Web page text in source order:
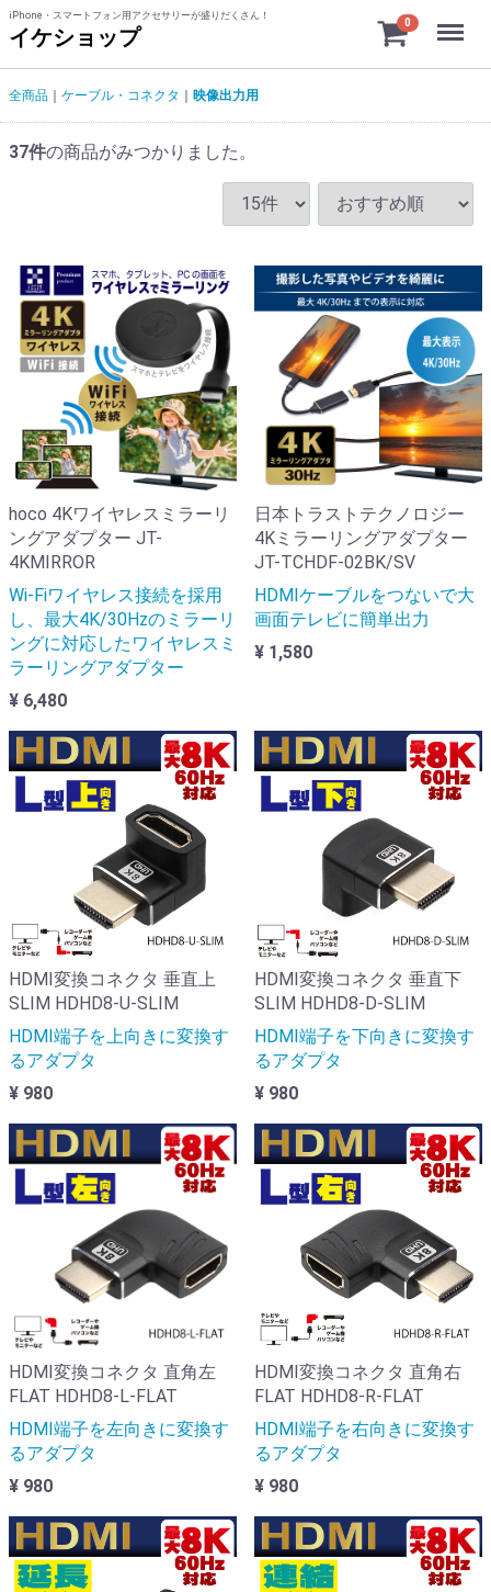
iPhone・スマートフォン用アクセサリーが盛りだくさん！
イケショップ
0 Menu
全商品 ケーブル・コネクタ 映像出力用
37件の商品がみつかりました。
hoco 4Kワイヤレスミラーリ
ングアダプター JT-
4KMIRROR
Wi-Fiワイヤレス接続を採用
し、最大4K/30Hzのミラーリ
ングに対応したワイヤレスミ
ラーリングアダプター
¥ 6,480
日本トラストテクノロジー
4Kミラーリングアダプター
JT-TCHDF-02BK/SV
HDMIケーブルをつないで大
画面テレビに簡単出力
¥ 1,580
HDMI変換コネクタ 垂直上
SLIM HDHD8-U-SLIM
HDMI端子を上向きに変換す
るアダプタ
¥ 980
HDMI変換コネクタ 垂直下
SLIM HDHD8-D-SLIM
HDMI端子を下向きに変換す
るアダプタ
¥ 980
HDMI変換コネクタ 直角左
FLAT HDHD8-L-FLAT
HDMI端子を左向きに変換す
るアダプタ
¥ 980
HDMI変換コネクタ 直角右
FLAT HDHD8-R-FLAT
HDMI端子を右向きに変換す
るアダプタ
¥ 980